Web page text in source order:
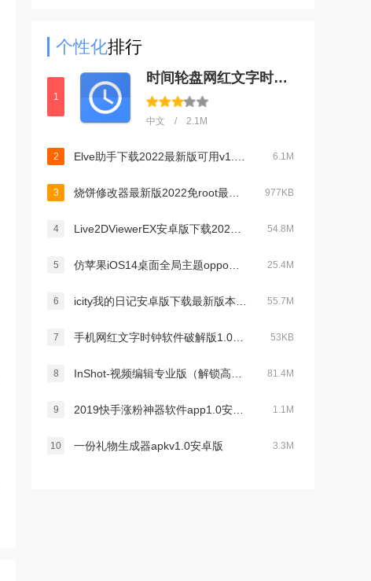
个性化排行
1
时间轮盘网红文字时钟appv1.0安卓版
中文 / 2.1M
2 6.1M
3 977KB
4 54.8M
5 25.4M
6 55.7M
7 53KB
8 81.4M
9 1.1M
10 一份礼物生成器apkv1.0安卓版 3.3M